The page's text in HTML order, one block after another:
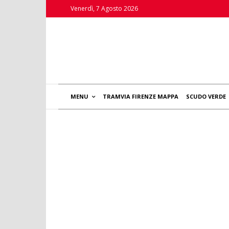
Venerdì, 7 Agosto 2026
MENU TRAMVIA FIRENZE MAPPA SCUDO VERDE